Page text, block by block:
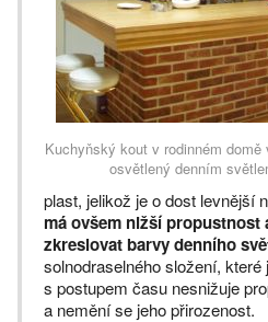
Kuchyňský kout v rodinném
osvětlený denním
plast, jelikož je o dost levnější
má ovšem nižší propustnost
zkreslovat barvy denního
solnodraselného složení,
s postupem času nesnižuje
a nemění se jeho přirozenost.